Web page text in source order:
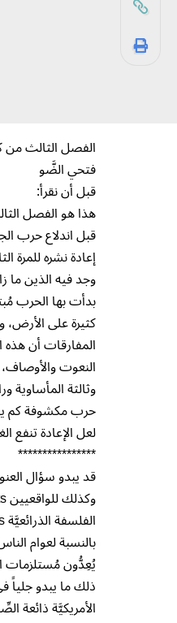
الفصل الثالث
فتحي الضَّو
قبل أن نقرأ:
هذا هو الفصل
قبل اندلاع حرب
إعادة نشره للمرة
وجد فيه الذين ما
بدأت بها الحرب
كثيرة على
المفارقات أن
النعوت والأوصاف،
وثالثة
حرب مكشوفة كم
لعل الإعادة تنفع
****************
يُعِدُّون مُستلزمات
الأمريكيَّة ذائعة